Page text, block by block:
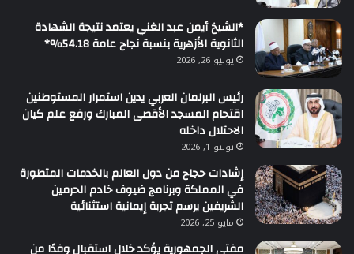
*الشيخ أيمن عبد الغني يعتمد نتيجة الشهادة
الثانوية الأزهرية بنسبة نجاح عامة 54.18%*
يوليو 26, 2026
رئيس البرلمان العربي يدين استمرار المستوطنين
اقتحام المسجد الأقصى المبارك ورفع علم كيان
الاحتلال داخله
يونيو 1, 2026
إشادات حجاج من دول العالم بالخدمات المتطورة
في المملكة وبرنامج ضيوف خادم الحرمين
الشريفين يرسم تجربة إيمانية استثنائية
مايو 25, 2026
مفتي الجمهورية يؤكد خلال استقبال وفدًا من